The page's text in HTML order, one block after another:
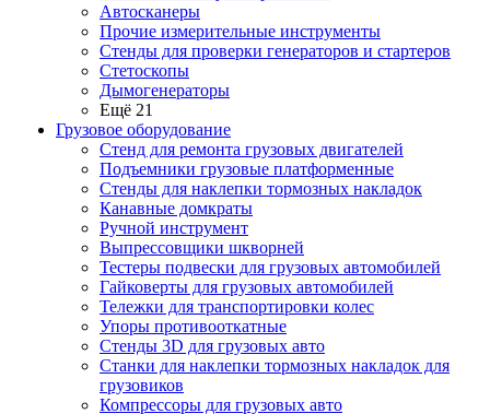
Автосканеры
Прочие измерительные инструменты
Стенды для проверки генераторов и стартеров
Стетоскопы
Дымогенераторы
Ещё 21
Грузовое оборудование
Стенд для ремонта грузовых двигателей
Подъемники грузовые платформенные
Стенды для наклепки тормозных накладок
Канавные домкраты
Ручной инструмент
Выпрессовщики шкворней
Тестеры подвески для грузовых автомобилей
Гайковерты для грузовых автомобилей
Тележки для транспортировки колес
Упоры противооткатные
Стенды 3D для грузовых авто
Станки для наклепки тормозных накладок для
грузовиков
Компрессоры для грузовых авто